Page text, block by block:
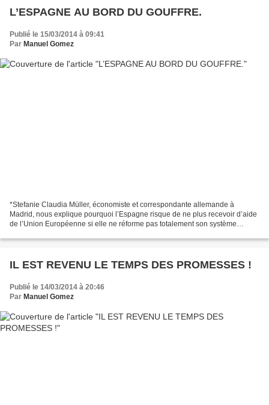
L’ESPAGNE AU BORD DU GOUFFRE.
Publié le 15/03/2014 à 09:41
Par Manuel Gomez
*Stefanie Claudia Müller, économiste et correspondante allemande à
Madrid, nous explique pourquoi l’Espagne risque de ne plus recevoir d’aide
de l’Union Européenne si elle ne réforme pas totalement son système
IL EST REVENU LE TEMPS DES PROMESSES !
Publié le 14/03/2014 à 20:46
Par Manuel Gomez